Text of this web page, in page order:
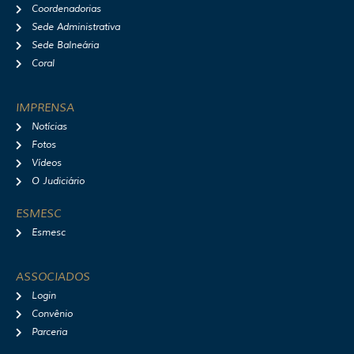
Coordenadorias
Sede Administrativa
Sede Balneária
Coral
IMPRENSA
Notícias
Fotos
Vídeos
O Judiciário
ESMESC
Esmesc
ASSOCIADOS
Login
Convênio
Parceria